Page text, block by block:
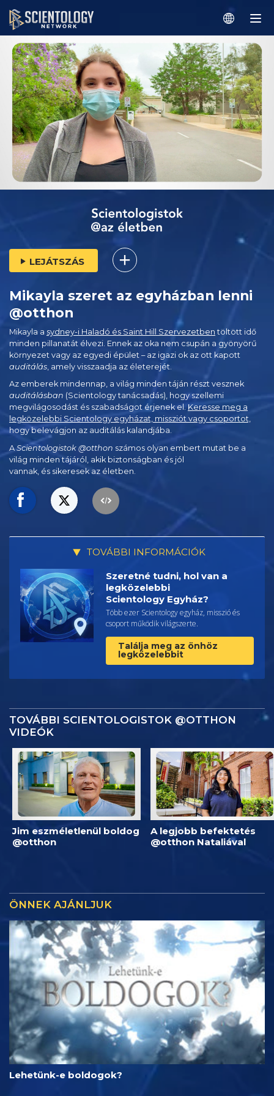
LEJÁTSZÁS
Mikayla szeret az egyházban lenni
@otthon
Mikayla a sydney-i Haladó és Saint Hill Szervezetben töltött idő
minden pillanatát élvezi. Ennek az oka nem csupán a gyönyörű
környezet vagy az egyedi épület – az igazi ok az ott kapott
auditálás , amely visszaadja az életerejét.
Az emberek mindennap, a világ minden táján részt vesznek
auditálásban (Scientology tanácsadás), hogy szellemi
megvilágosodást és szabadságot érjenek el.Keresse meg a
legközelebbi Scientology egyházat, missziót vagy csoportot,
hogy belevágjon az auditálás kalandjába.
AScientologistok @otthon számos olyan embert mutat be a
világ minden tájáról, akik biztonságban és jól
vannak, és sikeresek az életben.
TOVÁBBI INFORMÁCIÓK
Szeretné tudni, hol van a
legközelebbi
Scientology Egyház?
Több ezer Scientology egyház, misszió és
csoport működik világszerte.
Találja meg az önhöz
legközelebbit
TOVÁBBI SCIENTOLOGISTOK @OTTHON
VIDEÓK
Jim eszméletlenül boldog
@otthon
A legjobb befektetés
@otthon Nataliával
ÖNNEK AJÁNLJUK
Lehetünk-e boldogok?